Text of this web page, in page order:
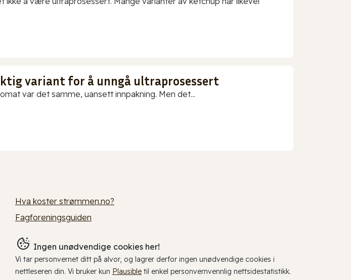
variant for å unngå ultraprosessert
var det samme, uansett innpakning. Men det...
Hva koster strømmen.no?
Fagforeningsguiden
Ingen unødvendige cookies her!
Vi tar personvernet ditt på alvor, og lagrer derfor ingen unødvendige cookies i
nettleseren din. Vi bruker kun Plausible til enkel personvernvennlig nettsidestatistikk.